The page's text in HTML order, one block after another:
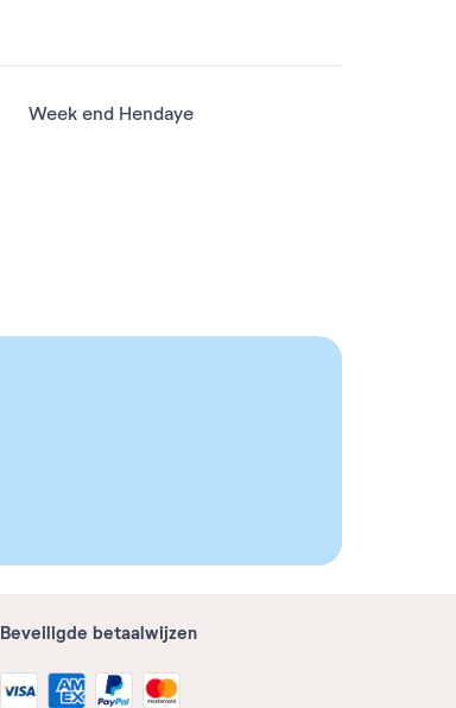
Week end Hendaye
Beveiligde betaalwijzen